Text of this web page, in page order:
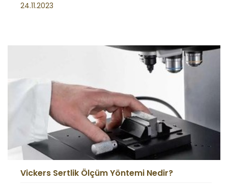
24.11.2023
Vickers Sertlik Ölçüm Yöntemi Nedir?